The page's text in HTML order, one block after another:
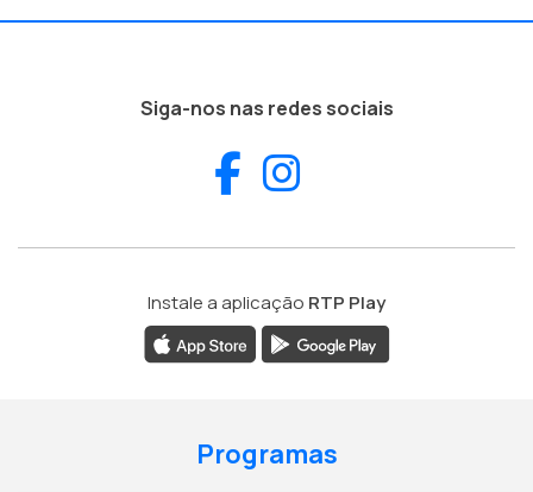
Siga-nos nas redes sociais
Facebook
Instale a aplicação RTP Play
Programas